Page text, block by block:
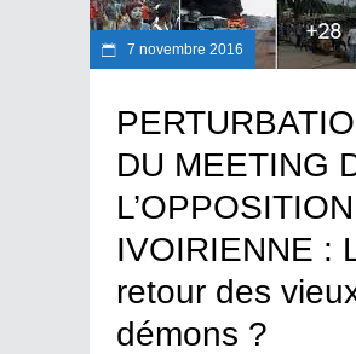
7 novembre 2016
DU MEETING
L’OPPOSITION
IVOIRIENNE :
retour des
démons ?